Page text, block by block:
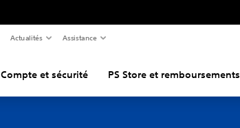
Actualités Assistance
Compte et sécurité PS Store et remboursements